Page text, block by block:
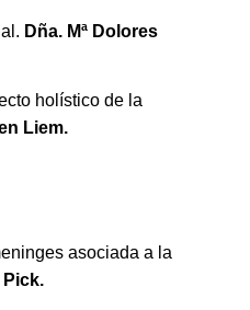
Dña. Mª Dolores
holístico de la
Liem.
asociada a la
Pick.